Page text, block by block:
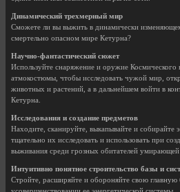
Динамический трехмерный мир
Сможете ли вы выжить в динамически
смертельно опасном мире Кетурна?
Научно-фантастический сюжет
Используйте снаряжение и оружие
атмокостюмы, чтобы исследовать чужой мир,
животных и растений, а в дальнейшем войти в
Кетурна.
Исследования и создание предметов
Находите, сканируйте, выкапывайте и собирайте
тщательно их исследовать и использовать при
выживания среди грозных обитателей умирающей
Интуитивно понятное строительство базы и
Стройте, расширяйте и обороняйте свою главную